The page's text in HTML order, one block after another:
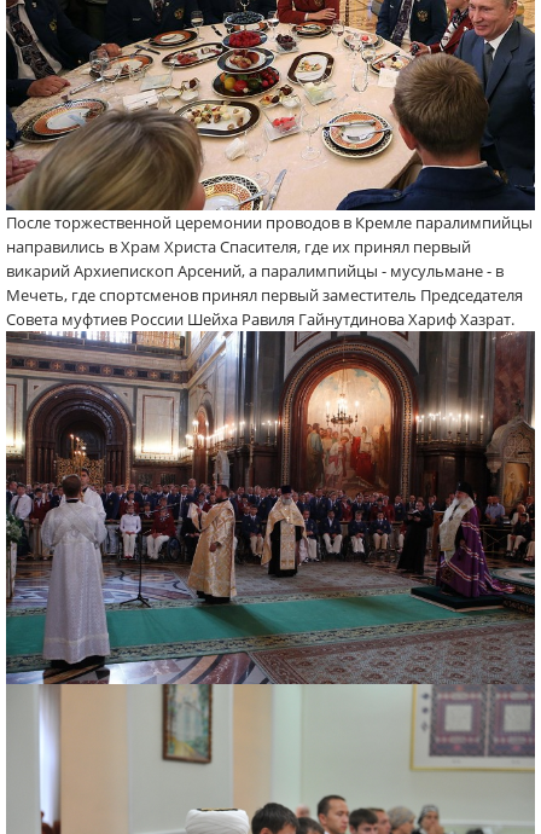
После торжественной церемонии проводов в Кремле паралимпийцы
направились в Храм Христа Спасителя, где их принял первый
викарий Архиепископ Арсений, а паралимпийцы - мусульмане - в
Мечеть, где спортсменов принял первый заместитель Председателя
Совета муфтиев России Шейха Равиля Гайнутдинова Хариф Хазрат.